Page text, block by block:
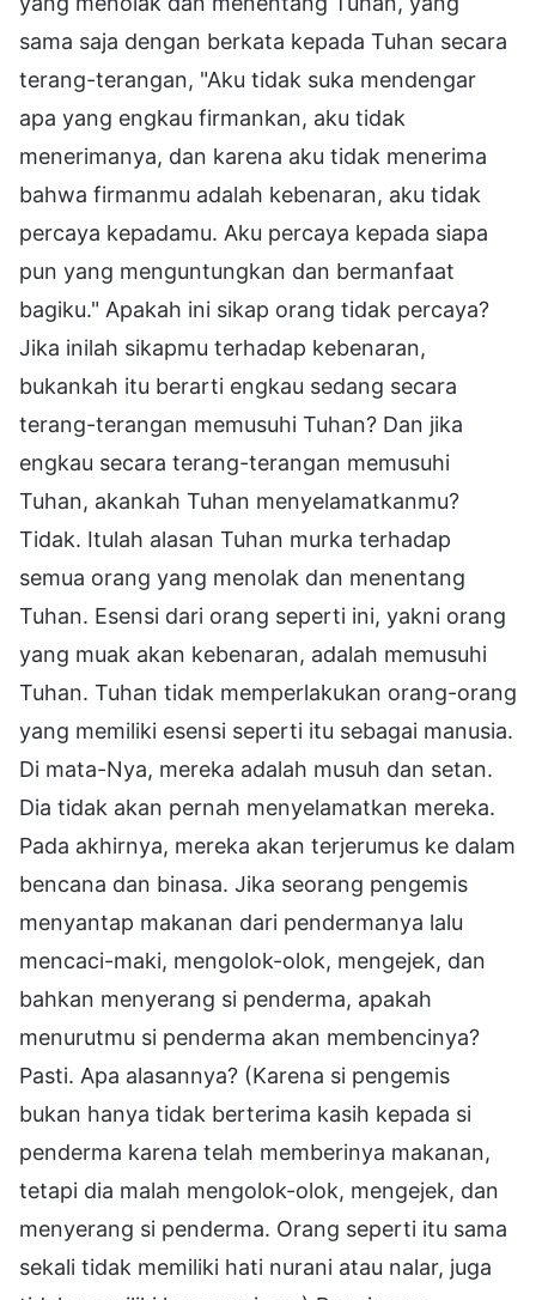
sama saja dengan berkata kepada Tuhan secara
terang-terangan, "Aku tidak suka mendengar
apa yang engkau firmankan, aku tidak
menerimanya, dan karena aku tidak menerima
bahwa firmanmu adalah kebenaran, aku tidak
percaya kepadamu. Aku percaya kepada siapa
pun yang menguntungkan dan bermanfaat
bagiku." Apakah ini sikap orang tidak percaya?
Jika inilah sikapmu terhadap kebenaran,
bukankah itu berarti engkau sedang secara
terang-terangan memusuhi Tuhan? Dan jika
engkau secara terang-terangan memusuhi
Tuhan, akankah Tuhan menyelamatkanmu?
Tidak. Itulah alasan Tuhan murka terhadap
semua orang yang menolak dan menentang
Tuhan. Esensi dari orang seperti ini, yakni orang
yang muak akan kebenaran, adalah memusuhi
Tuhan. Tuhan tidak memperlakukan orang-orang
yang memiliki esensi seperti itu sebagai manusia.
Di mata-Nya, mereka adalah musuh dan setan.
Dia tidak akan pernah menyelamatkan mereka.
Pada akhirnya, mereka akan terjerumus ke dalam
bencana dan binasa. Jika seorang pengemis
menyantap makanan dari pendermanya lalu
mencaci-maki, mengolok-olok, mengejek, dan
bahkan menyerang si penderma, apakah
menurutmu si penderma akan membencinya?
Pasti. Apa alasannya? (Karena si pengemis
bukan hanya tidak berterima kasih kepada si
penderma karena telah memberinya makanan,
tetapi dia malah mengolok-olok, mengejek, dan
menyerang si penderma. Orang seperti itu sama
sekali tidak memiliki hati nurani atau nalar, juga